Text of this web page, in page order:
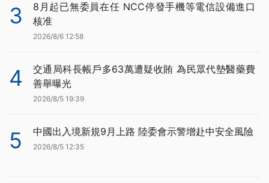
3
8月起已無委員在任 NCC停發手機等電信設備進口
核准
2026/8/6 12:58
4
交通局科長帳戶多63萬遭疑收賄 為民眾代墊醫藥費
善舉曝光
2026/8/5 19:39
5 中國出入境新規9月上路 陸委會示警增赴中安全風險
2026/8/5 12:35